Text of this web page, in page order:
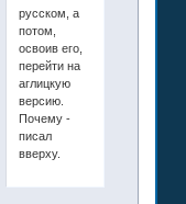
русском, а
потом,
освоив его,
перейти на
аглицкую
версию.
Почему -
писал
вверху.